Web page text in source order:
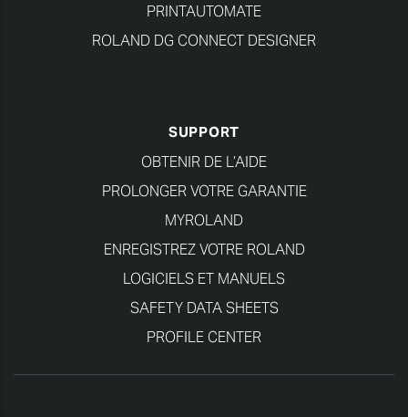
PRINTAUTOMATE
ROLAND DG CONNECT DESIGNER
SUPPORT
OBTENIR DE L’AIDE
PROLONGER VOTRE GARANTIE
MYROLAND
ENREGISTREZ VOTRE ROLAND
LOGICIELS ET MANUELS
SAFETY DATA SHEETS
PROFILE CENTER